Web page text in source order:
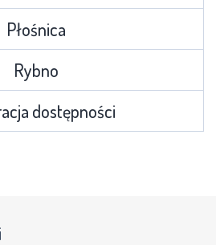
Płośnica
Rybno
dostępności